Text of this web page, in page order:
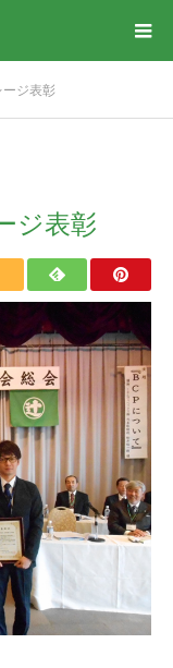
ジ表彰
ジ表彰